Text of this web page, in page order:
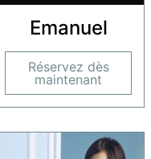
Emanuel
Réservez dès
maintenant